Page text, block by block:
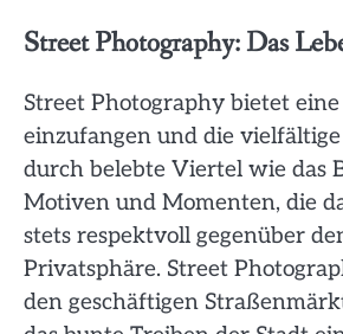
Street Photography: Das
Street Photography bietet
einzufangen und die
durch belebte Viertel wie das
Motiven und Momenten, die
stets respektvoll gegenüber
Privatsphäre. Street
den geschäftigen